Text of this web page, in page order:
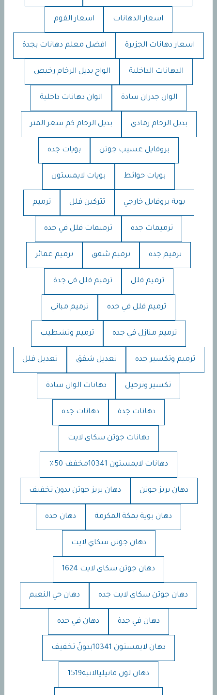
اسعار الدهانات اسعار الفوم
اسعار دهانات الجزيرة افضل معلم دهانات بجدة
الدهانات الداخلية الواح بديل الرخام رخيص
الوان جدران سادة الوان دهانات داخلية
بديل الرخام رمادي بديل الرخام كم سعر المتر
بروفايل عسيب جوتن بويات جده
بويات حوائط بويات لايمستون
بوية بروفايل خارجي تتركين فلل ترميم
ترميمات جده ترميمات فلل في جده
ترميم جده ترميم شقق ترميم عمائر
ترميم فلل ترميم فلل في جدة
ترميم فلل في جده ترميم مباني
ترميم منازل في جده ترميم وتشطيب
ترميم وتكسير جده تعديل شقق تعديل فلل
تكسير وترحيل دهانات الوان سادة
دهانات جدة دهانات جده
دهانات جوتن سكاي لايت
دهانات لايمستون 10341مخفف 50٪
دهان بريز جوتن دهان بريز جوتن بدون تخفيف
دهان بوية بمكة المكرمة دهان جده
دهان جوتن سكاي لايت
دهان جوتن سكاي لايت 1624
دهان جوتن سكاي لايت جده دهان حي النعيم
دهان في جدة دهان في جده
دهان لايمستون 10341بدونً تخفيف
دهان لون فانيليالاتيه1519